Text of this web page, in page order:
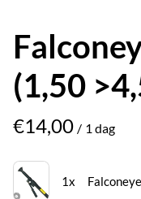
(1,50
/